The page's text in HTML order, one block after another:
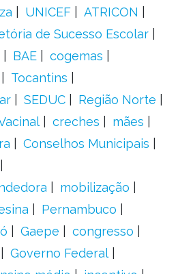
UNICEF
ATRICON
de Sucesso Escolar
BAE
cogemas
Tocantins
SEDUC
Região Norte
creches
mães
Conselhos Municipais
mobilização
Pernambuco
Gaepe
congresso
Governo Federal